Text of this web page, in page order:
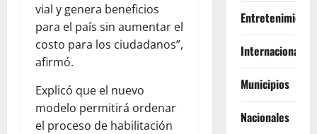
vial y genera beneficios
para el país sin aumentar el
costo para los ciudadanos”,
afirmó.
Explicó que el nuevo
modelo permitirá ordenar
el proceso de habilitación
Entretenimiento
Internacionales
Municipios
Nacionales